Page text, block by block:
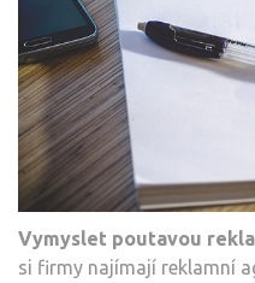
Vymyslet poutavou
si firmy najímají reklamní